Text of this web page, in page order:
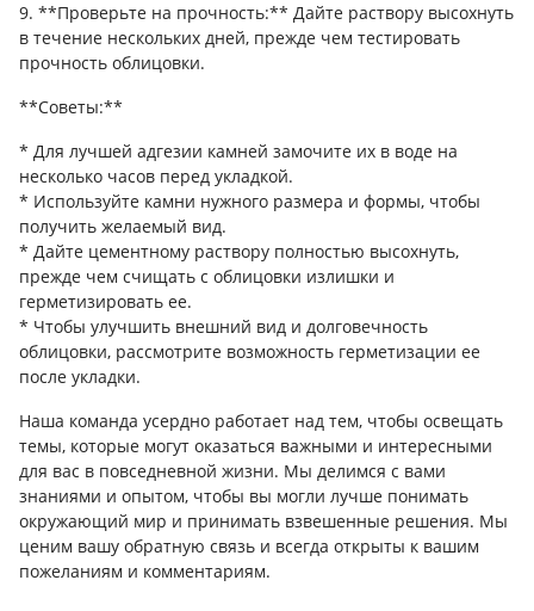
9. **Проверьте на прочность:** Дайте раствору высохнуть
в течение нескольких дней, прежде чем тестировать
прочность облицовки.
**Советы:**
* Для лучшей адгезии камней замочите их в воде на
несколько часов перед укладкой.
* Используйте камни нужного размера и формы, чтобы
получить желаемый вид.
* Дайте цементному раствору полностью высохнуть,
прежде чем счищать с облицовки излишки и
герметизировать ее.
* Чтобы улучшить внешний вид и долговечность
облицовки, рассмотрите возможность герметизации ее
после укладки.
Наша команда усердно работает над тем, чтобы освещать
темы, которые могут оказаться важными и интересными
для вас в повседневной жизни. Мы делимся с вами
знаниями и опытом, чтобы вы могли лучше понимать
окружающий мир и принимать взвешенные решения. Мы
ценим вашу обратную связь и всегда открыты к вашим
пожеланиям и комментариям.